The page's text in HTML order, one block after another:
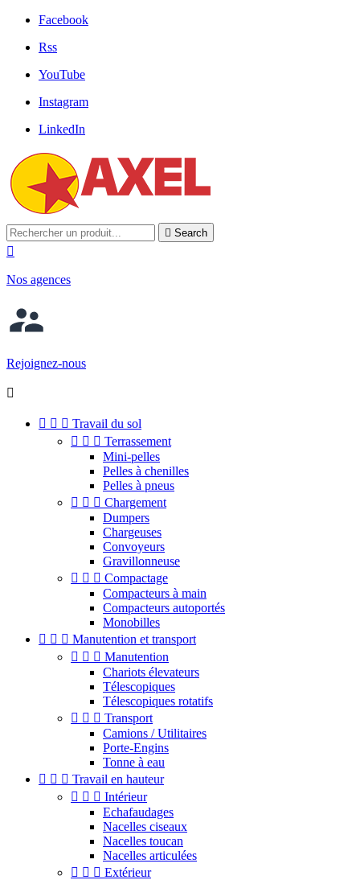
Facebook
Rss
YouTube
Instagram
LinkedIn
 Search

Nos agences
Rejoignez-nous

   Travail du sol
   Terrassement
Mini-pelles
Pelles à chenilles
Pelles à pneus
   Chargement
Dumpers
Chargeuses
Convoyeurs
Gravillonneuse
   Compactage
Compacteurs à main
Compacteurs autoportés
Monobilles
   Manutention et transport
   Manutention
Chariots élevateurs
Télescopiques
Télescopiques rotatifs
   Transport
Camions / Utilitaires
Porte-Engins
Tonne à eau
   Travail en hauteur
   Intérieur
Echafaudages
Nacelles ciseaux
Nacelles toucan
Nacelles articulées
   Extérieur